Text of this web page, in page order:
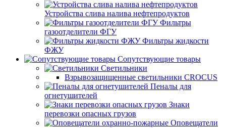
Устройства слива налива нефтепродуктов
Фильтры
газоотделители ФГУ
Фильтры жидкости
ФЖУ
Сопутствующие товары
Светильники
Взрывозащищенные светильники CROCUS
Пеналы для
огнетушителей
Знаки
перевозки опасных грузов
Оповещатели